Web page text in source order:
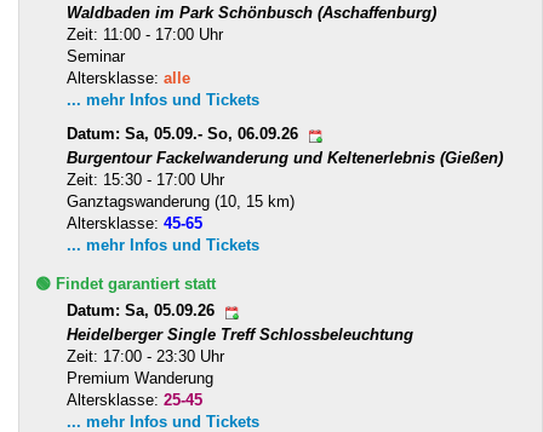
Waldbaden im Park Schönbusch (Aschaffenburg)
Zeit: 11:00 - 17:00 Uhr
Seminar
Altersklasse: alle
... mehr Infos und Tickets
Datum: Sa, 05.09.- So, 06.09.26
Burgentour Fackelwanderung und Keltenerlebnis (Gießen)
Zeit: 15:30 - 17:00 Uhr
Ganztagswanderung (10, 15 km)
Altersklasse: 45-65
... mehr Infos und Tickets
🟢 Findet garantiert statt
Datum: Sa, 05.09.26
Heidelberger Single Treff Schlossbeleuchtung
Zeit: 17:00 - 23:30 Uhr
Premium Wanderung
Altersklasse: 25-45
... mehr Infos und Tickets